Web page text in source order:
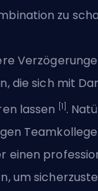
zu
die sich mit
lassen
[1] .
einen
, um